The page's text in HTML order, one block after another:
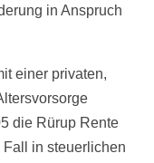
in Anspruch
einer privaten,
die Rürup Rente
in steuerlichen